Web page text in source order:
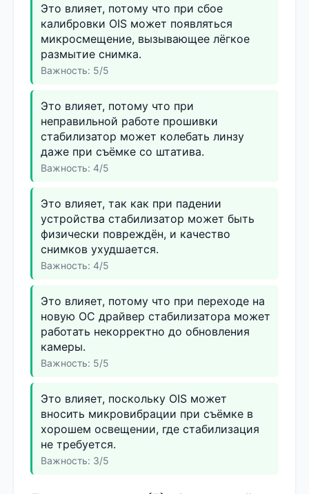
Это влияет, потому что при сбое
калибровки OIS может появляться
микросмещение, вызывающее лёгкое
размытие снимка.
Важность: 5/5
Это влияет, потому что при
неправильной работе прошивки
стабилизатор может колебать линзу
даже при съёмке со штатива.
Важность: 4/5
Это влияет, так как при падении
устройства стабилизатор может быть
физически повреждён, и качество
снимков ухудшается.
Важность: 4/5
Это влияет, потому что при переходе на
новую ОС драйвер стабилизатора может
работать некорректно до обновления
камеры.
Важность: 5/5
Это влияет, поскольку OIS может
вносить микровибрации при съёмке в
хорошем освещении, где стабилизация
не требуется.
Важность: 3/5